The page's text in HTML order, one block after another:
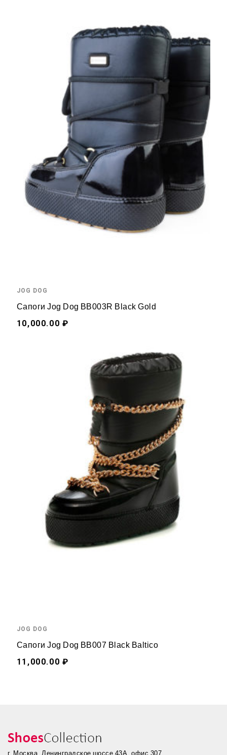
JOG DOG
Сапоги Jog Dog BB003R Black Gold
10,000.00 ₽
JOG DOG
Сапоги Jog Dog BB007 Black Baltico
11,000.00 ₽
г. Москва, Ленинградское шоссе 43А, офис 307